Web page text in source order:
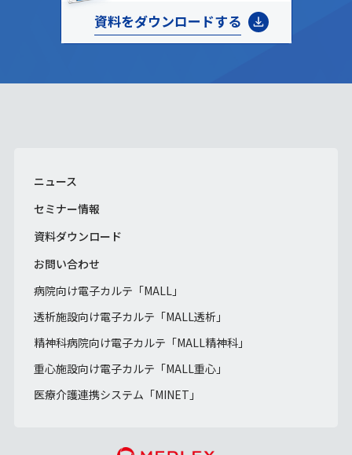
資料をダウンロードする
ニュース
セミナー情報
資料ダウンロード
お問い合わせ
病院向け電子カルテ「MALL」
透析施設向け電子カルテ「MALL透析」
精神科病院向け電子カルテ「MALL精神科」
重心施設向け電子カルテ「MALL重心」
医療介護連携システム「MINET」